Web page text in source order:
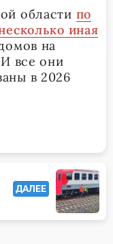
области по
иная
на
все они
в 2026
ДАЛЕЕ